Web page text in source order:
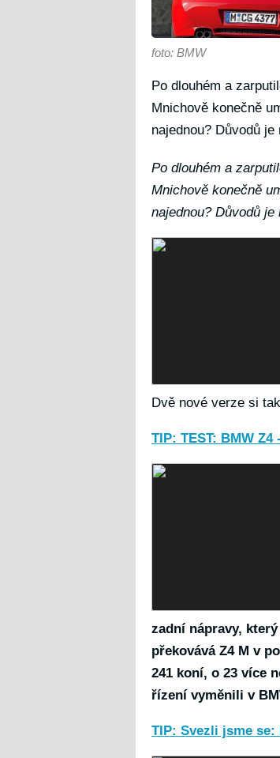
foto: BMW
Po dlouhém a
Mnichově konečně
najednou? Důvodů je
Po dlouhém a
Mnichově konečně
najednou? Důvodů je
Dvě nové verze si
TIP: TEST: BMW
zadní nápravy,
překovává Z4 M v
241 koní, o 23 více
řízení vyměnili v
TIP: Svezli jsme se: